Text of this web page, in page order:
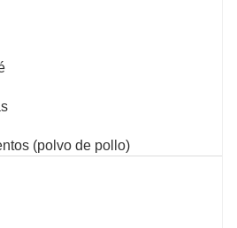
(polvo de pollo)